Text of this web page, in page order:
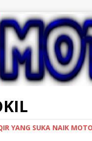
YANG SUKA NAIK